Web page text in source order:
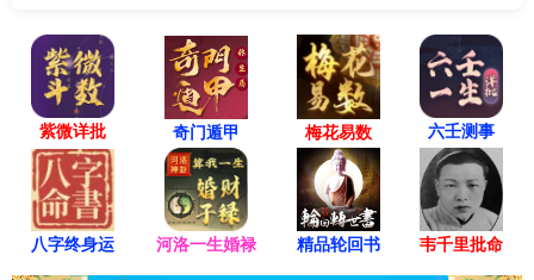
紫微详批 奇门遁甲 梅花易数 六壬测事
八字终身运 河洛一生婚禄 精品轮回书 韦千里批命